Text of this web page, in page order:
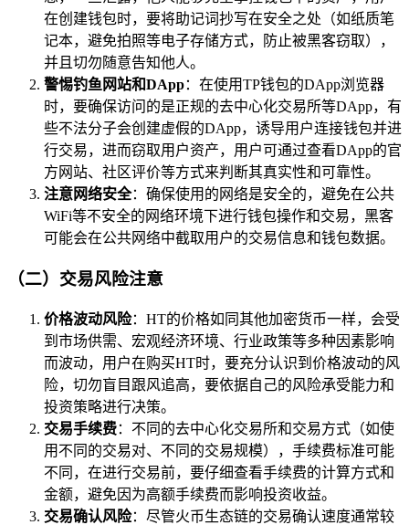
在创建钱包时，要将助记词抄写在安全之处（如纸质笔
记本，避免拍照等电子存储方式，防止被黑客窃取），
并且切勿随意告知他人。
警惕钓鱼网站和DApp：在使用TP钱包的DApp浏览器
时，要确保访问的是正规的去中心化交易所等DApp，有
些不法分子会创建虚假的DApp，诱导用户连接钱包并进
行交易，进而窃取用户资产，用户可通过查看DApp的官
方网站、社区评价等方式来判断其真实性和可靠性。
注意网络安全：确保使用的网络是安全的，避免在公共
WiFi等不安全的网络环境下进行钱包操作和交易，黑客
可能会在公共网络中截取用户的交易信息和钱包数据。
（二）交易风险注意
价格波动风险：HT的价格如同其他加密货币一样，会受
到市场供需、宏观经济环境、行业政策等多种因素影响
而波动，用户在购买HT时，要充分认识到价格波动的风
险，切勿盲目跟风追高，要依据自己的风险承受能力和
投资策略进行决策。
交易手续费：不同的去中心化交易所和交易方式（如使
用不同的交易对、不同的交易规模），手续费标准可能
不同，在进行交易前，要仔细查看手续费的计算方式和
金额，避免因为高额手续费而影响投资收益。
交易确认风险：尽管火币生态链的交易确认速度通常较